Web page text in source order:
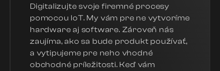
Digitalizujte svoje firemné procesy
pomocou IoT. My vám pre ne vytvoríme
hardware aj software. Zároveň nás
zaujíma, ako sa bude produkt používať,
a vytipujeme pre neho vhodné
obchodné príležitosti. Keď vám